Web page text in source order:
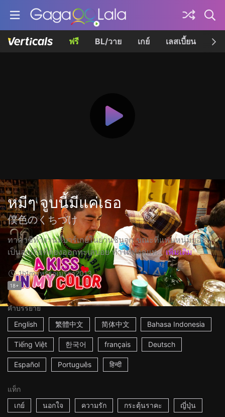
ฟรี BL/วาย เกย์ เลสเบี้ยน เค
หมีๆ จูบนี้มีแค่เธอ
僕色のくちづけ
ทาคาชิทำงานที่บาร์เกย์ในย่านชินจูกุ ขณะที่แฟนหนุ่มยูอิจิ
เป็นลูกเรือที่ต้องออกทะเลบ่อย ทำให้ทั้งคู่แท... เพิ่มเติม
1h1mสหรัฐอเมริกา2013
18+
คำบรรยาย
English
繁體中文 简体中文 Bahasa Indonesia
Tiếng Việt 한국어 français Deutsch
Español Português हिन्दी
แท็ก
เกย์
นอกใจ ความรัก กระตุ้นราคะ ญี่ปุ่น